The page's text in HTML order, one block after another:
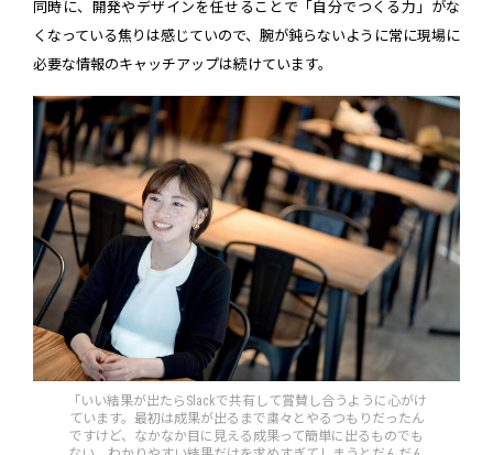
同時に、開発やデザインを任せることで「自分でつくる力」がな
くなっている焦りは感じていので、腕が鈍らないように常に現場に
必要な情報のキャッチアップは続けています。
「いい結果が出たらSlackで共有して賞賛し合うように心がけ
ています。最初は成果が出るまで粛々とやるつもりだったん
ですけど、なかなか目に見える成果って簡単に出るものでも